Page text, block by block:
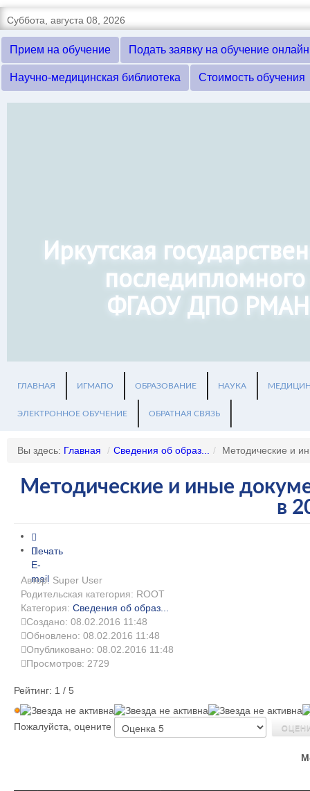
Суббота, августа 08, 2026
Прием на обучение Подать заявку на обучение онлайн
Научно-медицинская библиотека Стоимость обучения
Иркутская
ФГАОУ ДПО
ГЛАВНАЯ ИГМАПО ОБРАЗОВАНИЕ НАУКА
ЭЛЕКТРОННОЕ ОБУЧЕНИЕ ОБРАТНАЯ СВЯЗЬ
Вы здесь: Главная / Сведения об образ... / Методические и
Методические и иные
в
Печать
E-
mail
Автор: Super User
Родительская категория: ROOT
Категория: Сведения об образ...
Создано: 08.02.2016 11:48
Обновлено: 08.02.2016 11:48
Опубликовано: 08.02.2016 11:48
Просмотров: 2729
Рейтинг: 1 / 5
Пожалуйста, оцените